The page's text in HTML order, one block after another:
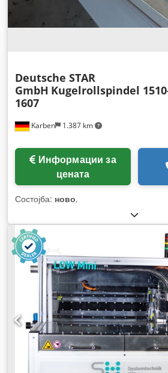
Karben 1.387 km
Deutsche STAR
GmbH Kugelrollspindel
1607
цената
Состојба: ново,